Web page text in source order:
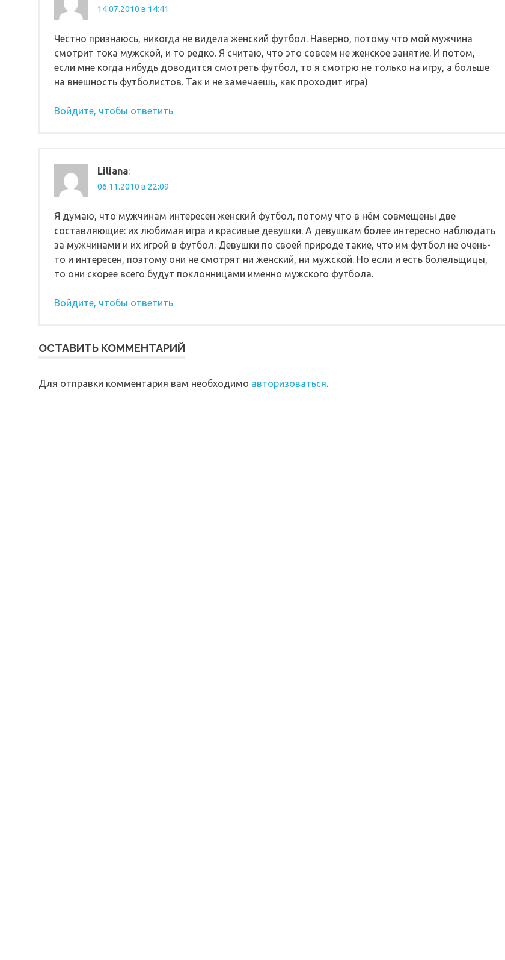
14.07.2010 в 14:41
Честно признаюсь, никогда не видела женский футбол. Наверно, потому что мой мужчина
смотрит тока мужской, и то редко. Я считаю, что это совсем не женское занятие. И потом,
если мне когда нибудь доводится смотреть футбол, то я смотрю не только на игру, а больше
на внешность футболистов. Так и не замечаешь, как проходит игра)
Войдите, чтобы ответить
Liliana:
06.11.2010 в 22:09
Я думаю, что мужчинам интересен женский футбол, потому что в нём совмещены две
составляющие: их любимая игра и красивые девушки. А девушкам более интересно наблюдать
за мужчинами и их игрой в футбол. Девушки по своей природе такие, что им футбол не очень-
то и интересен, поэтому они не смотрят ни женский, ни мужской. Но если и есть болельщицы,
то они скорее всего будут поклонницами именно мужского футбола.
Войдите, чтобы ответить
ОСТАВИТЬ КОММЕНТАРИЙ
Для отправки комментария вам необходимо авторизоваться